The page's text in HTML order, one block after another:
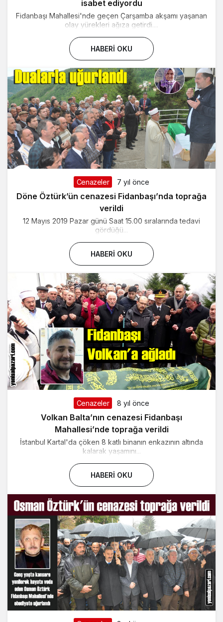
isabet ediyordu
Fidanbaşı Mahallesi'nde geçen Çarşamba akşamı yaşanan
olay yürekleri ağıza getirdi....
HABERI OKU
Cenazeler 7 yıl önce
Döne Öztürk’ün cenazesi Fidanbaşı’nda toprağa
verildi
12 Mayıs 2019 Pazar günü Saat 15.00 sıralarında tedavi
gördüğü...
HABERI OKU
Cenazeler 8 yıl önce
Volkan Balta’nın cenazesi Fidanbaşı
Mahallesi’nde toprağa verildi
İstanbul Kartal'da çöken 8 katlı binanın enkazının altında
kalarak yaşamını...
HABERI OKU